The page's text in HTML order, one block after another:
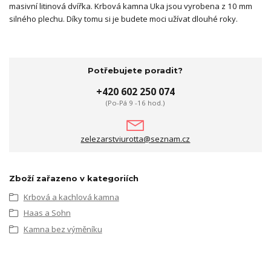
masivní litinová dvířka. Krbová kamna Uka jsou vyrobena z 10 mm
silného plechu. Díky tomu si je budete moci užívat dlouhé roky.
Potřebujete poradit?
+420 602 250 074
(Po-Pá 9 -16 hod.)
zelezarstviurotta@seznam.cz
Zboží zařazeno v kategoriích
Krbová a kachlová kamna
Haas a Sohn
Kamna bez výměníku